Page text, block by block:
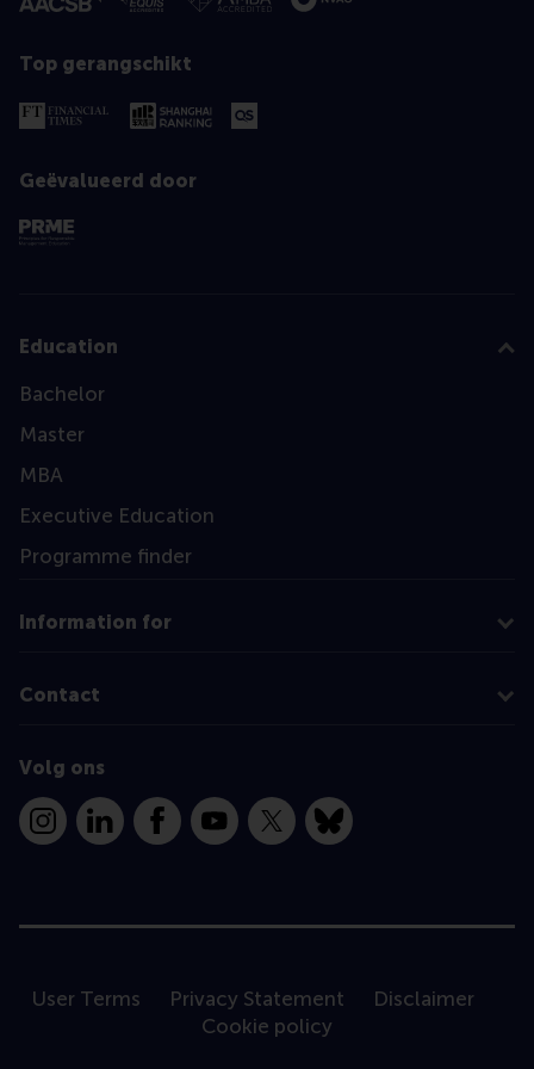
Top gerangschikt
Geëvalueerd door
Education
Bachelor
Master
MBA
Executive Education
Programme finder
Information for
Contact
Volg ons
InstagramLinkedInFacebookYouTube
X Bluesky
User Terms Privacy Statement
Disclaimer
Cookie policy